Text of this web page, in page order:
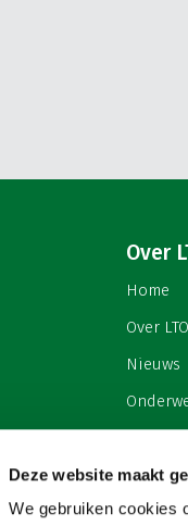
Deze website maakt
We gebruiken cookies
Over
Home
Over LTO
Nieuws
Contact